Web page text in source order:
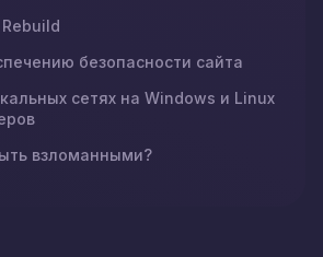
безопасности сайта
сетях на Windows и Linux
взломанными?